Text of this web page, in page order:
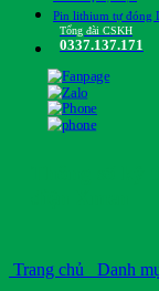
Pin lithium tự đóng
Tổng đài CSKH
0337.137.171
Trang chủ Danh